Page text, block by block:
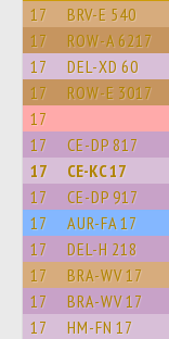
17 BRV-E 540
17 ROW-A 6217
17 DEL-XD 60
17 ROW-E 3017
17
17 CE-DP 817
17 CE-KC 17
17 CE-DP 917
17 AUR-FA 17
17 DEL-H 218
17 BRA-WV 17
17 BRA-WV 17
17 HM-FN 17